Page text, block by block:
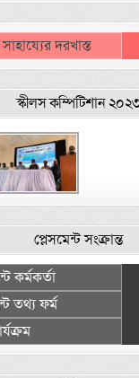
দরখাস্ত
স্কীলস কম্পিটিশান
প্লেসমেন্ট সংক্রান্ত
কর্মকর্তা
তথ্য ফর্ম